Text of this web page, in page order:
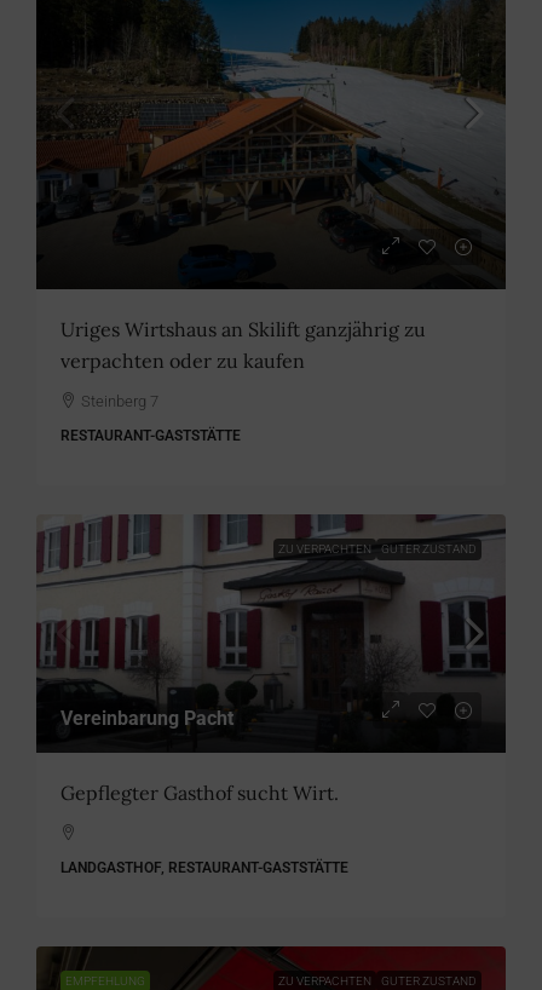
Uriges Wirtshaus an Skilift ganzjährig zu
verpachten oder zu kaufen
Steinberg 7
RESTAURANT-GASTSTÄTTE
ZU VERPACHTEN GUTER ZUSTAND
Vereinbarung Pacht
Gepflegter Gasthof sucht Wirt.
LANDGASTHOF, RESTAURANT-GASTSTÄTTE
EMPFEHLUNG ZU VERPACHTEN GUTER ZUSTAND